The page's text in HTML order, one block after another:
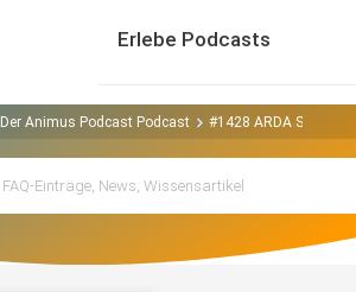
Erlebe Podcasts
Der Animus Podcast Podcast #1428 ARDA SAATCI ,